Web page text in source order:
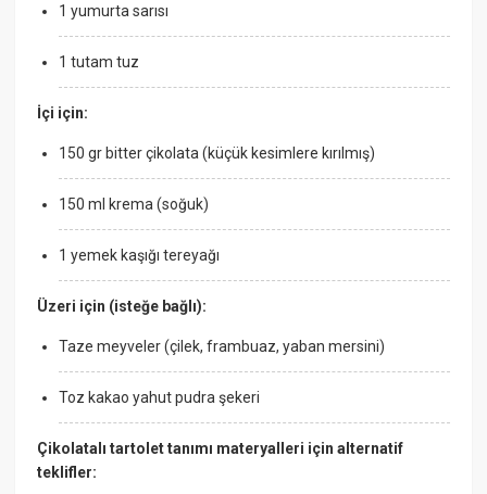
1 yumurta sarısı
1 tutam tuz
İçi için:
150 gr bitter çikolata (küçük kesimlere kırılmış)
150 ml krema (soğuk)
1 yemek kaşığı tereyağı
Üzeri için (isteğe bağlı):
Taze meyveler (çilek, frambuaz, yaban mersini)
Toz kakao yahut pudra şekeri
Çikolatalı tartolet tanımı materyalleri için alternatif
teklifler: